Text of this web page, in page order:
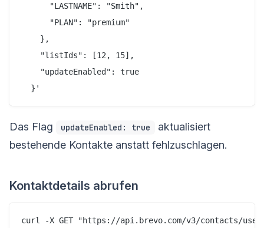
      "LASTNAME": "Smith",
      "PLAN": "premium"
    },
    "listIds": [12, 15],
    "updateEnabled": true
Das Flag updateEnabled: true
aktualisiert
bestehende Kontakte anstatt fehlzuschlagen.
Kontaktdetails abrufen
curl -X GET "https://api.brevo.com/v3/contacts/